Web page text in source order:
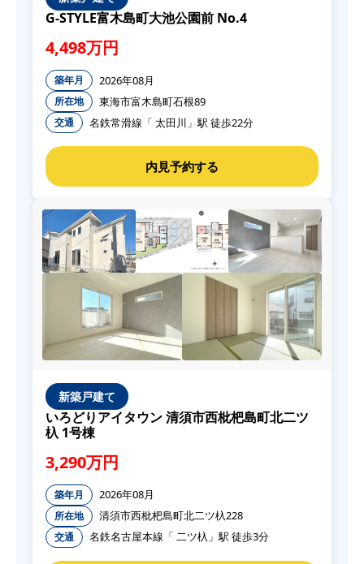
G-STYLE富木島町大池公園前 No.4
4,498万円
築年月 2026年08月
所在地 東海市富木島町石根89
交通 名鉄常滑線「 太田川」駅 徒歩22分
新築戸建て
いろどりアイタウン 清須市西枇杷島町北二ツ
杁 1号棟
3,290万円
築年月 2026年08月
所在地 清須市西枇杷島町北二ツ杁228
交通 名鉄名古屋本線「 二ツ杁」駅 徒歩3分